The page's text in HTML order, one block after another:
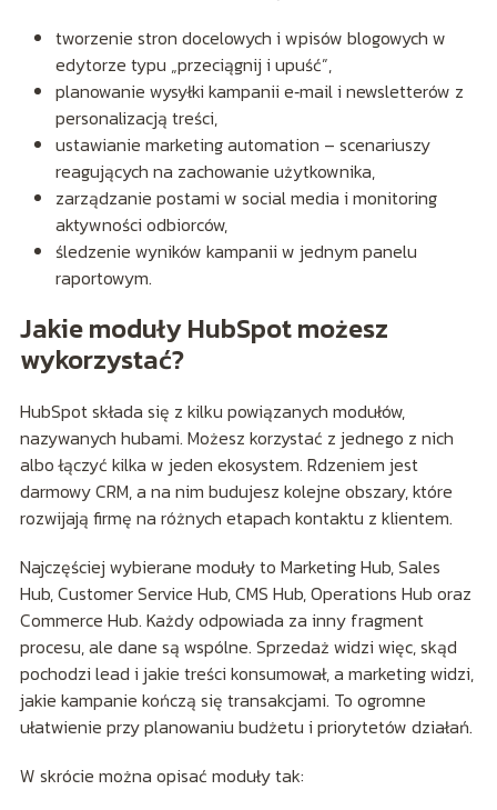
tworzenie stron docelowych i wpisów blogowych w
edytorze typu „przeciągnij i upuść”,
planowanie wysyłki kampanii e‑mail i newsletterów z
personalizacją treści,
ustawianie marketing automation – scenariuszy
reagujących na zachowanie użytkownika,
zarządzanie postami w social media i monitoring
aktywności odbiorców,
śledzenie wyników kampanii w jednym panelu
raportowym.
Jakie moduły HubSpot możesz
wykorzystać?
HubSpot składa się z kilku powiązanych modułów,
nazywanych hubami. Możesz korzystać z jednego z nich
albo łączyć kilka w jeden ekosystem. Rdzeniem jest
darmowy CRM, a na nim budujesz kolejne obszary, które
rozwijają firmę na różnych etapach kontaktu z klientem.
Najczęściej wybierane moduły to Marketing Hub, Sales
Hub, Customer Service Hub, CMS Hub, Operations Hub oraz
Commerce Hub. Każdy odpowiada za inny fragment
procesu, ale dane są wspólne. Sprzedaż widzi więc, skąd
pochodzi lead i jakie treści konsumował, a marketing widzi,
jakie kampanie kończą się transakcjami. To ogromne
ułatwienie przy planowaniu budżetu i priorytetów działań.
W skrócie można opisać moduły tak: